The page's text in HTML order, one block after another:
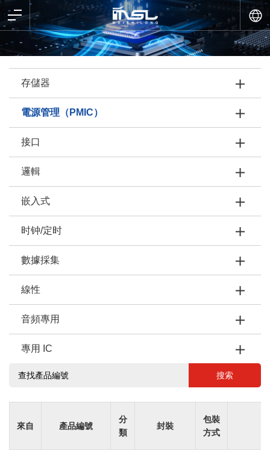
存儲器
電源管理（PMIC）
接口
邏輯
嵌入式
时钟/定时
數據採集
線性
音頻專用
專用 IC
搜索
來自 產品編號
分
類
封裝
包裝
方式